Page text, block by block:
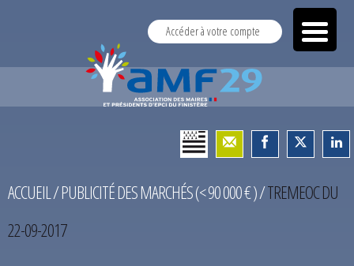
Accéder à votre compte
ACCUEIL/PUBLICITÉ DES MARCHÉS (< 90 000 € )/TREMEOC DU
22-09-2017